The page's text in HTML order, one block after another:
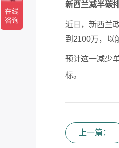
新西兰减半碳
近日，新西兰
到2100万，以
预计这一减少
标。
上一篇：